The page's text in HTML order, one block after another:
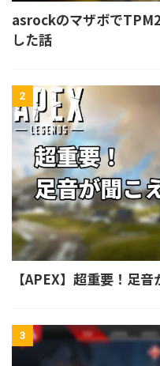
asrockのマザボで
した話
2
【APEX】超重要！足
3